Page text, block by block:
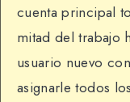
cuenta principal
mitad del trabajo
usuario nuevo
asignarle todos